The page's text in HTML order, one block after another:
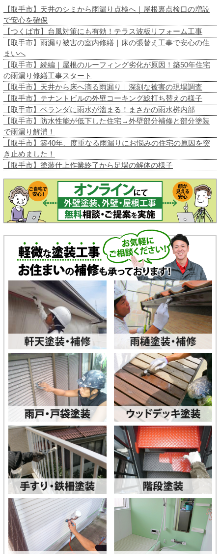
【取手市】天井のシミから雨漏り点検へ｜屋根裏点検口の増設
で安心を確保
【つくば市】台風対策にも有効！テラス波板リフォーム工事
【取手市】雨漏り被害の室内修繕｜床の張替え工事で安心の住
まいへ
【取手市】続編｜屋根のルーフィング劣化が原因！築50年住宅
の雨漏り修繕工事スタート
【取手市】天井から床へ滴る雨漏り｜深刻な被害の現場調査
【取手市】テナントビルの外壁コーキング総打ち替えの様子
【取手市】ベランダに雨水が溜まる！まさかの雨水桝内部
【取手市】防水性能が低下した住宅→外壁部分補修と部分塗装
で雨漏り解消！
【取手市】築40年、度重なる雨漏りにお悩みの住宅の原因を突
き止めました！
【取手市】塗装仕上作業終了から足場の解体の様子